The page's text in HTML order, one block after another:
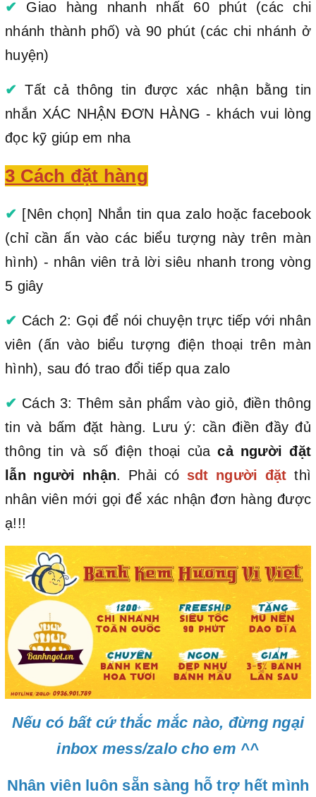
✔ Giao hàng nhanh nhất 60 phút (các chi
nhánh thành phố) và 90 phút (các chi nhánh ở
huyện)
✔ Tất cả thông tin được xác nhận bằng tin
nhắn XÁC NHẬN ĐƠN HÀNG - khách vui lòng
đọc kỹ giúp em nha
3 Cách đặt hàng
✔ [Nên chọn] Nhắn tin qua zalo hoặc facebook
(chỉ cần ấn vào các biểu tượng này trên màn
hình) - nhân viên trả lời siêu nhanh trong vòng
5 giây
✔ Cách 2: Gọi để nói chuyện trực tiếp với nhân
viên (ấn vào biểu tượng điện thoại trên màn
hình), sau đó trao đổi tiếp qua zalo
✔ Cách 3: Thêm sản phẩm vào giỏ, điền thông
tin và bấm đặt hàng. Lưu ý: cần điền đầy đủ
thông tin và số điện thoại củacả người đặt
lẫn người nhận. Phải có sdt người đặt thì
nhân viên mới gọi để xác nhận đơn hàng được
ạ!!!
Nếu có bất cứ thắc mắc nào, đừng ngại
inbox mess/zalo cho em ^^
Nhân viên luôn sẵn sàng hỗ trợ hết mình